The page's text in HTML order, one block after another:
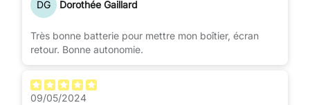
DG Dorothée Gaillard
Très bonne batterie pour mettre mon boîtier, écran
retour. Bonne autonomie.
09/05/2024